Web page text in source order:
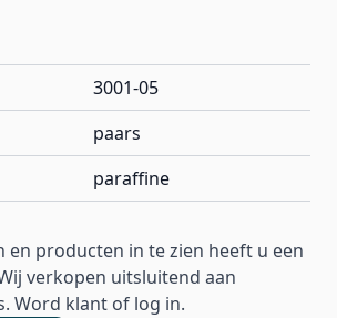
3001-05
paars
paraffine
en producten in te zien heeft u een
verkopen uitsluitend aan
Word klant of log in.